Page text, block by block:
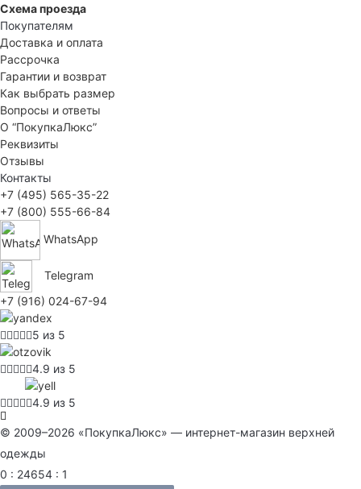
Схема проезда
Покупателям
Доставка и оплата
Рассрочка
Гарантии и возврат
Как выбрать размер
Вопросы и ответы
О “ПокупкаЛюкс”
Реквизиты
Отзывы
Контакты
+7 (495) 565-35-22
+7 (800) 555-66-84
WhatsApp
Telegram
+7 (916) 024-67-94
5 из 5
4.9 из 5
4.9 из 5
© 2009–2026 «ПокупкаЛюкс» — интернет-магазин верхней
одежды
0 : 24654 : 1